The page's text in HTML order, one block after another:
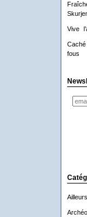
Vive
fous
Ailleurs